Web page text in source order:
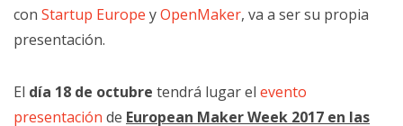
con Startup Europe yOpenMaker, va a ser su propia
presentación.
El día 18 de octubre tendrá lugar el evento
presentación de European Maker Week 2017 en las